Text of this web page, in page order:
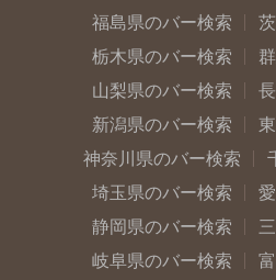
福島県のバー検索
栃木県のバー検索
山梨県のバー検索
新潟県のバー検索
神奈川県のバー検索
埼玉県のバー検索
静岡県のバー検索
岐阜県のバー検索